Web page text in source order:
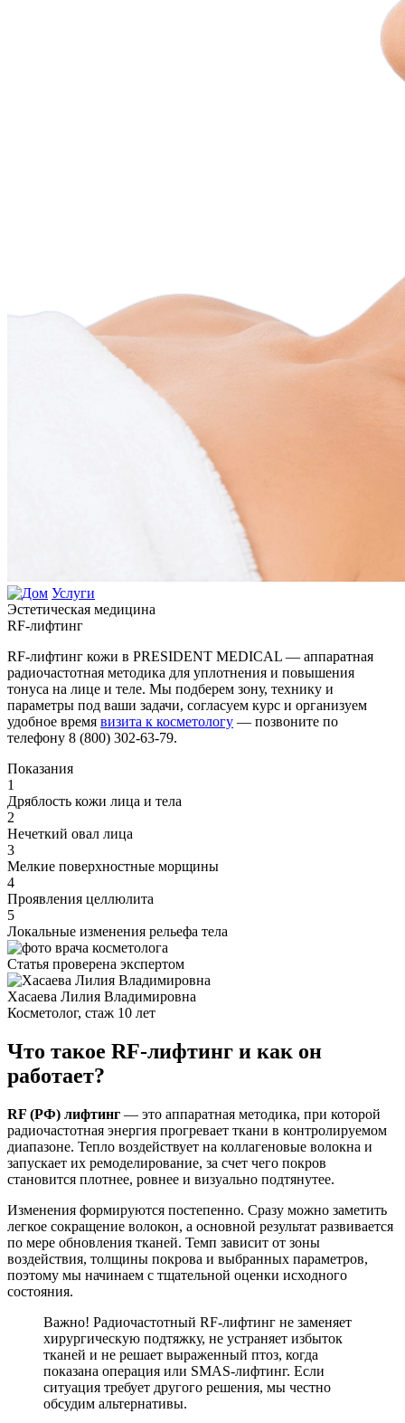
Услуги
Эстетическая медицина
RF-лифтинг
RF-лифтинг кожи в PRESIDENT MEDICAL — аппаратная
радиочастотная методика для уплотнения и повышения
тонуса на лице и теле. Мы подберем зону, технику и
параметры под ваши задачи, согласуем курс и организуем
удобное время визита к косметологу — позвоните по
телефону 8 (800) 302-63-79.
Показания
1
Дряблость кожи лица и тела
2
Нечеткий овал лица
3
Мелкие поверхностные морщины
4
Проявления целлюлита
5
Локальные изменения рельефа тела
Статья проверена экспертом
Хасаева Лилия Владимировна
Косметолог, стаж 10 лет
Что такое RF-лифтинг и как он
работает?
RF (РФ) лифтинг — это аппаратная методика, при которой
радиочастотная энергия прогревает ткани в контролируемом
диапазоне. Тепло воздействует на коллагеновые волокна и
запускает их ремоделирование, за счет чего покров
становится плотнее, ровнее и визуально подтянутее.
Изменения формируются постепенно. Сразу можно заметить
легкое сокращение волокон, а основной результат развивается
по мере обновления тканей. Темп зависит от зоны
воздействия, толщины покрова и выбранных параметров,
поэтому мы начинаем с тщательной оценки исходного
состояния.
Важно! Радиочастотный RF-лифтинг не заменяет
хирургическую подтяжку, не устраняет избыток
тканей и не решает выраженный птоз, когда
показана операция или SMAS-лифтинг. Если
ситуация требует другого решения, мы честно
обсудим альтернативы.